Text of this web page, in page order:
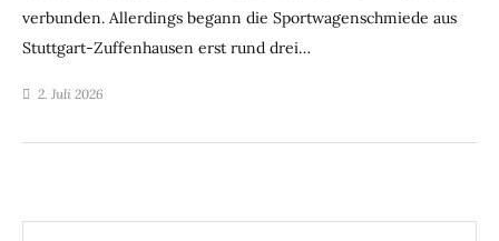
verbunden. Allerdings begann die Sportwagenschmiede aus
Stuttgart-Zuffenhausen erst rund drei…
2. Juli 2026